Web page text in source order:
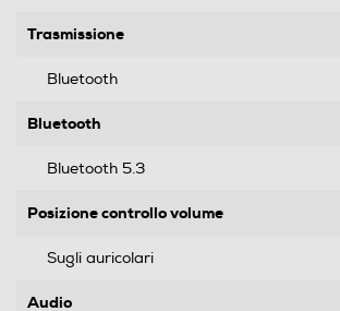
Trasmissione
Bluetooth
Bluetooth
Bluetooth 5.3
Posizione controllo volume
Sugli auricolari
Audio